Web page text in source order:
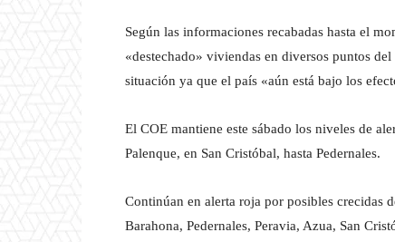
Según las informaciones recabadas hasta el
«destechado» viviendas en diversos puntos
situación ya que el país «aún está bajo los
El COE mantiene este sábado los niveles de
Palenque, en San Cristóbal, hasta Pedernales.
Continúan en alerta roja por posibles crecidas
Barahona, Pedernales, Peravia, Azua, San